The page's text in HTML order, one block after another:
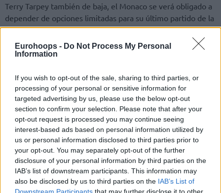
Eurohoops - Do Not Process My Personal
Information
If you wish to opt-out of the sale, sharing to third parties, or
processing of your personal or sensitive information for
targeted advertising by us, please use the below opt-out
section to confirm your selection. Please note that after your
opt-out request is processed you may continue seeing
interest-based ads based on personal information utilized by
us or personal information disclosed to third parties prior to
your opt-out. You may separately opt-out of the further
disclosure of your personal information by third parties on the
IAB’s list of downstream participants. This information may
also be disclosed by us to third parties on the IAB’s List of
Terry Tarpey también de baja, el Monaco se verá obligado a
depender de opciones limitadas para su último partido de la
temporada regular. A pesar de estos problemas de personal,
el resto del equipo está listo para la acción mientras se
preparan para el encuentro contra el Hapoel IBI Tel Aviv en
ℹ Point effectif
Nikola Mirotic est indisponible, en raison d’une
blessure au mollet qui le tiendra éloigné des
terrains pour une durée
indéterminée.#RocaTeam #DagheMunegu
pic.twitter.com/Jprxjr2fFT